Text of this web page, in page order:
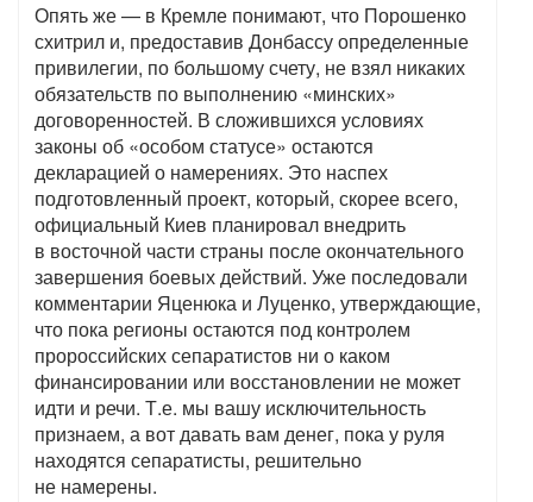
Опять же — в Кремле понимают, что Порошенко
схитрил и, предоставив Донбассу определенные
привилегии, по большому счету, не взял никаких
обязательств по выполнению «минских»
договоренностей. В сложившихся условиях
законы об «особом статусе» остаются
декларацией о намерениях. Это наспех
подготовленный проект, который, скорее всего,
официальный Киев планировал внедрить
в восточной части страны после окончательного
завершения боевых действий. Уже последовали
комментарии Яценюка и Луценко, утверждающие,
что пока регионы остаются под контролем
пророссийских сепаратистов ни о каком
финансировании или восстановлении не может
идти и речи. Т.е. мы вашу исключительность
признаем, а вот давать вам денег, пока у руля
находятся сепаратисты, решительно
не намерены.